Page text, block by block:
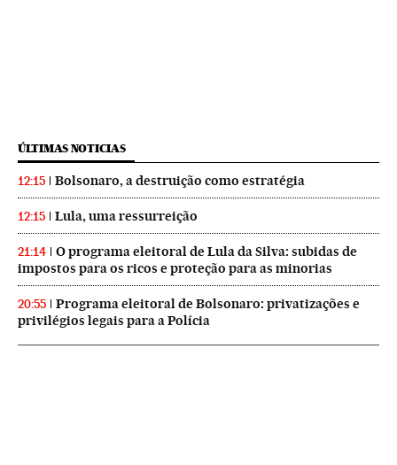
ÚLTIMAS NOTICIAS
12:15 Bolsonaro, a destruição como estratégia
12:15 Lula, uma ressurreição
21:14
O programa eleitoral de Lula da Silva: subidas de
impostos para os ricos e proteção para as minorias
20:55
Programa eleitoral de Bolsonaro: privatizações e
privilégios legais para a Polícia